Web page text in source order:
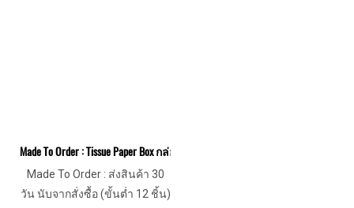
Made To Order : Tissue Paper Box กล่องกระดาษทิชชู่หนัง (แบบม้วน)
Made To Order : ส่งสินค้า 30
วัน นับจากสั่งซื้อ (ขั้นต่ำ 12 ชิ้น)